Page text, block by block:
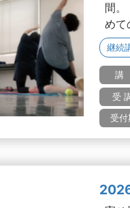
間。
めて
継続
講
受
受付